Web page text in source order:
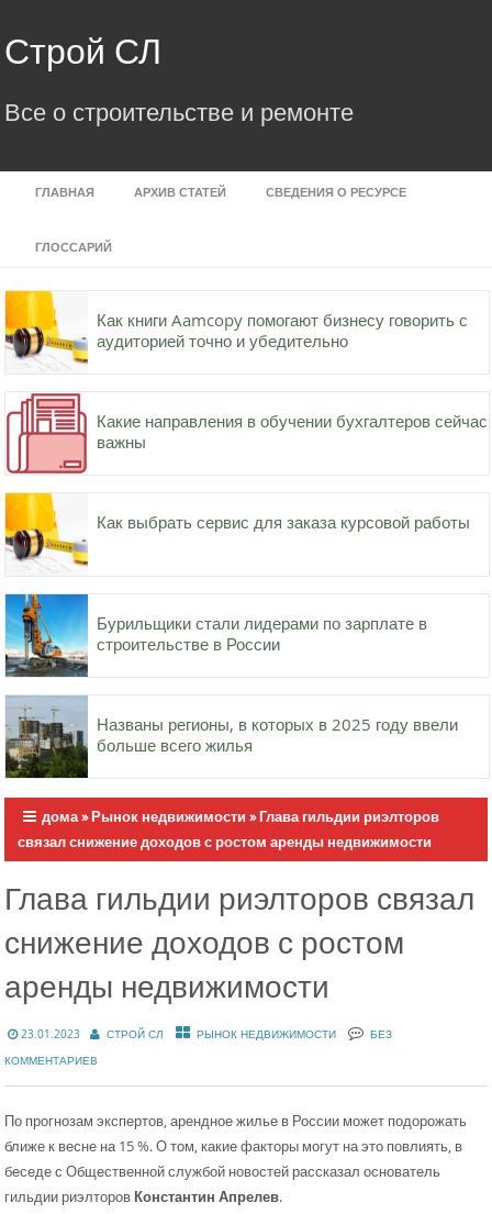
to
content
Строй СЛ
Все о строительстве и ремонте
ГЛАВНАЯ АРХИВ СТАТЕЙ СВЕДЕНИЯ О РЕСУРСЕ
ГЛОССАРИЙ
Как книги Aamcopy помогают бизнесу говорить с
аудиторией точно и убедительно
Какие направления в обучении бухгалтеров сейчас
важны
Как выбрать сервис для заказа курсовой работы
Бурильщики стали лидерами по зарплате в
строительстве в России
Названы регионы, в которых в 2025 году ввели
больше всего жилья
дома»Рынок недвижимости »Глава гильдии риэлторов
связал снижение доходов с ростом аренды недвижимости
Глава гильдии риэлторов связал
снижение доходов с ростом
аренды недвижимости
23.01.2023 СТРОЙ СЛ РЫНОК НЕДВИЖИМОСТИ
БЕЗ
КОММЕНТАРИЕВ
По прогнозам экспертов, арендное жилье в России может подорожать
ближе к весне на 15 %. О том, какие факторы могут на это повлиять, в
беседе с Общественной службой новостей рассказал основатель
гильдии риэлторов Константин Апрелев.